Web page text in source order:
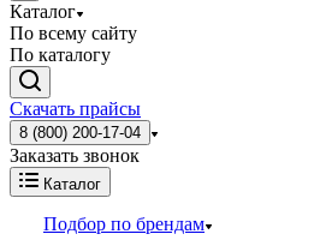
Каталог
По всему сайту
По каталогу
Скачать прайсы
8 (800) 200-17-04
Заказать звонок
Каталог
Подбор по брендам